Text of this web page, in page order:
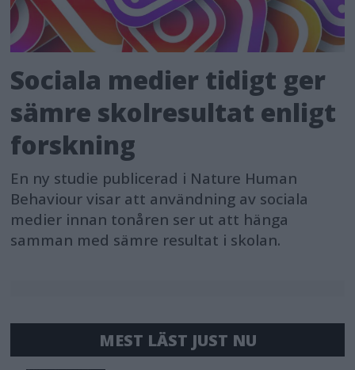
Sociala medier tidigt ger
sämre skolresultat enligt
forskning
En ny studie publicerad i Nature Human
Behaviour visar att användning av sociala
medier innan tonåren ser ut att hänga
samman med sämre resultat i skolan.
MEST LÄST JUST NU